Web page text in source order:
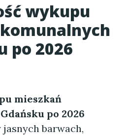
wykupu
po 2026
mieszkań
po 2026
barwach,